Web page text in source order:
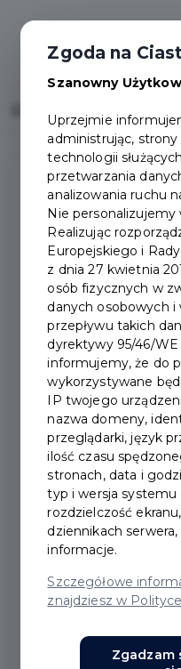
Bezpieczne
policjanci,
strażnicy
Zgoda na
Szanowny
Uprzejmie
administrując,
technologii
przetwarzania
analizowania ruchu
Nie personalizujemy
Realizując
Europejskiego i
z dnia 27 kwietnia
osób fizycznych w
danych osobowych i
przepływu takich
dyrektywy 95/46/WE
informujemy, że do
wykorzystywane
IP twojego
nazwa domeny,
przeglądarki, język
ilość czasu
stronach, data i
typ i wersja systemu
rozdzielczość
dziennikach
informacje.
Szczegółowe
znajdziesz w
Zgadzam